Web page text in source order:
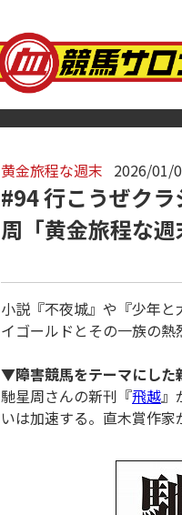
黄金旅程な週末 2026/01/
#94 行こうぜク
周「黄金旅程な週
小説『不夜城』や『少年
イゴールドとその一族の熱
▼障害競馬をテーマにした
馳星周さんの新刊『飛越』
いは加速する。直木賞作